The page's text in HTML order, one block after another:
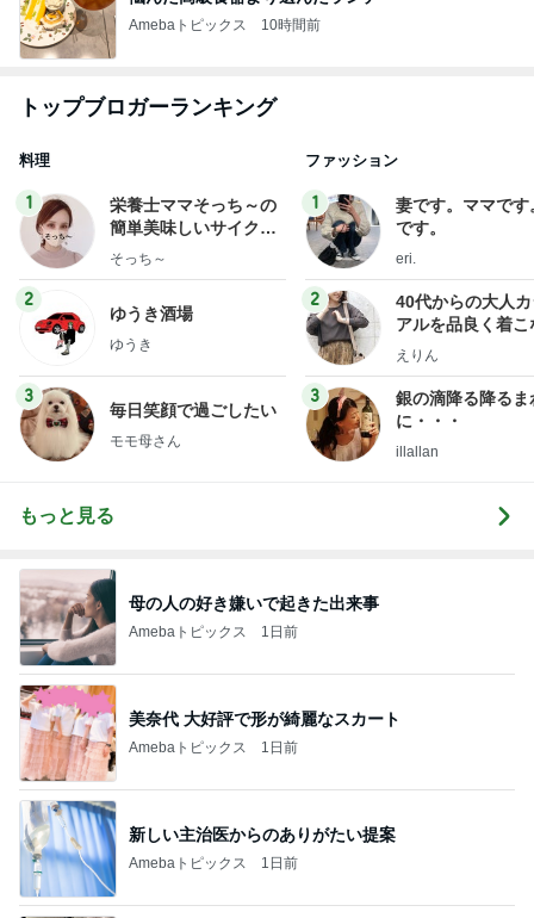
Amebaトピックス 10時間前
トップブロガーランキング
料理
1
栄養士ママそっち～の
簡単美味しいサイクル
献立
そっち～
2
ゆうき酒場
ゆうき
3
毎日笑顔で過ごしたい
モモ母さん
ファッション
1
妻です。ママです
です。
eri.
2
40代からの大人
アルを品良く着こ
ファッションブロ
えりん
3
銀の滴降る降るま
に・・・
illallan
もっと見る
母の人の好き嫌いで起きた出来事
Amebaトピックス 1日前
美奈代 大好評で形が綺麗なスカート
Amebaトピックス 1日前
新しい主治医からのありがたい提案
Amebaトピックス 1日前